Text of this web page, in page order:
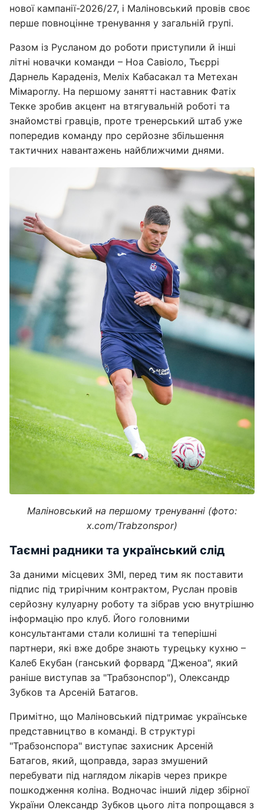
нової кампанії-2026/27, і Маліновський провів своє
перше повноцінне тренування у загальній групі.
Разом із Русланом до роботи приступили й інші
літні новачки команди – Ноа Савіоло, Тьєррі
Дарнель Караденіз, Меліх Кабасакал та Метехан
Мімароглу. На першому занятті наставник Фатіх
Текке зробив акцент на втягувальній роботі та
знайомстві гравців, проте тренерський штаб уже
попередив команду про серйозне збільшення
тактичних навантажень найближчими днями.
Маліновський на першому тренуванні (фото:
x.com/Trabzonspor)
Таємні радники та український слід
За даними місцевих ЗМІ, перед тим як поставити
підпис під трирічним контрактом, Руслан провів
серйозну кулуарну роботу та зібрав усю внутрішню
інформацію про клуб. Його головними
консультантами стали колишні та теперішні
партнери, які вже добре знають турецьку кухню –
Калеб Екубан (ганський форвард "Дженоа", який
раніше виступав за "Трабзонспор"), Олександр
Зубков та Арсеній Батагов.
Примітно, що Маліновський підтримає українське
представництво в команді. В структурі
"Трабзонспора" виступає захисник Арсеній
Батагов, який, щоправда, зараз змушений
перебувати під наглядом лікарів через прикре
пошкодження коліна. Водночас інший лідер збірної
України Олександр Зубков цього літа попрощався з